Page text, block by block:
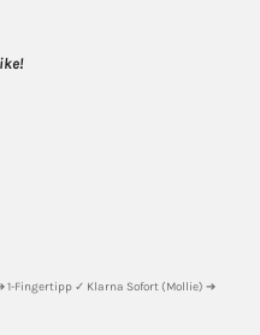
1-Fingertipp ✓ Klarna Sofort (Mollie) ➔